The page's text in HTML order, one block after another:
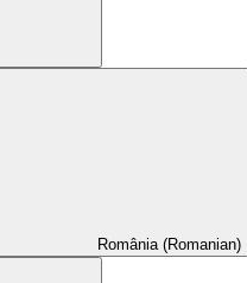
România (Romanian)